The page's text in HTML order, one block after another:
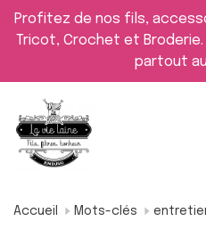
Profitez de nos fils,
Tricot, Crochet et
partout
Accueil Mots-clés